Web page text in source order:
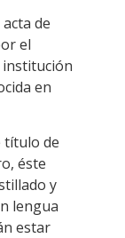
de
el
en
título de
éste
y
lengua
estar